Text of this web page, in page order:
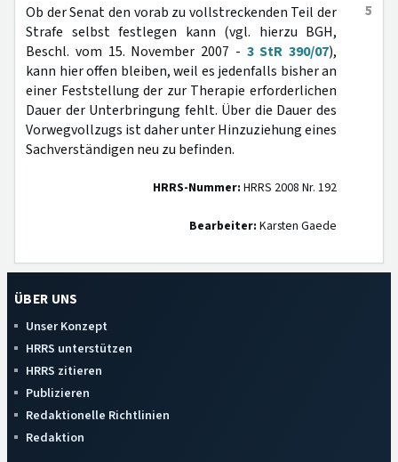
5
Ob der Senat den vorab zu vollstreckenden Teil der
Strafe selbst festlegen kann (vgl. hierzu BGH,
Beschl. vom 15. November 2007 - 3 StR 390/07),
kann hier offen bleiben, weil es jedenfalls bisher an
einer Feststellung der zur Therapie erforderlichen
Dauer der Unterbringung fehlt. Über die Dauer des
Vorwegvollzugs ist daher unter Hinzuziehung eines
Sachverständigen neu zu befinden.
HRRS-Nummer: HRRS 2008 Nr. 192
Bearbeiter: Karsten Gaede
ÜBER UNS
Unser Konzept
HRRS unterstützen
HRRS zitieren
Publizieren
Redaktionelle Richtlinien
Redaktion